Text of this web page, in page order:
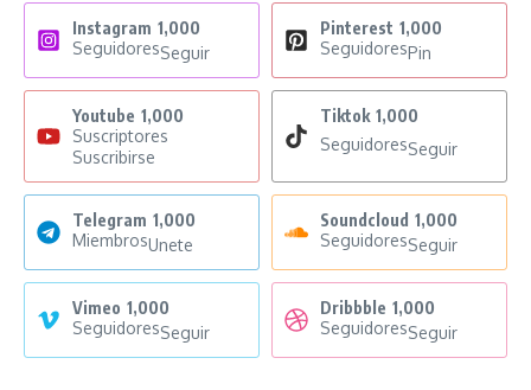
Instagram 1,000
SeguidoresSeguir
Pinterest 1,000
SeguidoresPin
Youtube 1,000
Suscriptores
Suscribirse
Tiktok 1,000
SeguidoresSeguir
Telegram 1,000
MiembrosUnete
Soundcloud 1,000
SeguidoresSeguir
Vimeo 1,000
SeguidoresSeguir
Dribbble 1,000
SeguidoresSeguir